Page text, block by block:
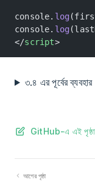
console. log
console. log
</script>
৩.৪ এর পূর্বের ব্যবহার
GitHub-এ এই
আগের পৃষ্ঠা